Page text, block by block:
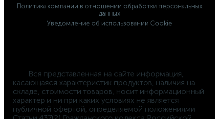
Политика компании в отношении обработки персональных
данных
Уведомление об использовании Cookie
касающаяся характеристик продуктов, наличия на
складе, стоимости товаров, носит информационный
характер и ни при каких условиях не является
публичной офертой, определяемой положениями